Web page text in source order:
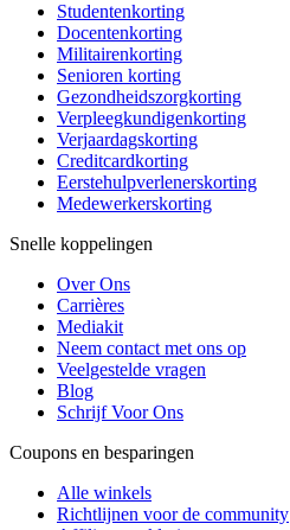
Studentenkorting
Docentenkorting
Militairenkorting
Senioren korting
Gezondheidszorgkorting
Verpleegkundigenkorting
Verjaardagskorting
Creditcardkorting
Eerstehulpverlenerskorting
Medewerkerskorting
Snelle koppelingen
Over Ons
Carrières
Mediakit
Neem contact met ons op
Veelgestelde vragen
Blog
Schrijf Voor Ons
Coupons en besparingen
Alle winkels
Richtlijnen voor de community